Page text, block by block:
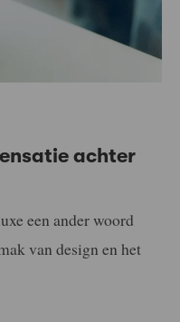
achter
een ander woord
van design en het